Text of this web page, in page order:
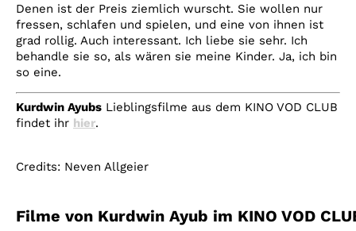
Denen ist der Preis ziemlich wurscht. Sie wollen nur
fressen, schlafen und spielen, und eine von ihnen ist
grad rollig. Auch interessant. Ich liebe sie sehr. Ich
behandle sie so, als wären sie meine Kinder. Ja, ich bin
so eine.
Kurdwin Ayubs Lieblingsfilme aus dem KINO VOD CLUB
findet ihr hier.
Credits: Neven Allgeier
Filme von Kurdwin Ayub im KINO VOD